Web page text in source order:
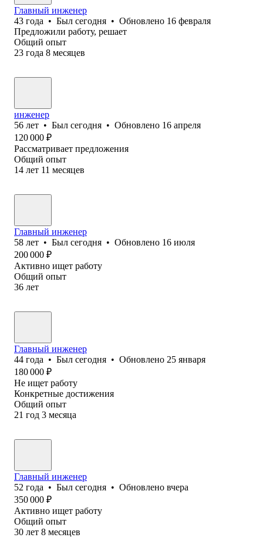
Главный инженер
43 года • Был сегодня • Обновлено 16 февраля
Предложили работу, решает
Общий опыт
23 года 8 месяцев
инженер
56 лет • Был сегодня • Обновлено 16 апреля
120 000 ₽
Рассматривает предложения
Общий опыт
14 лет 11 месяцев
Главный инженер
58 лет • Был сегодня • Обновлено 16 июля
200 000 ₽
Активно ищет работу
Общий опыт
36 лет
Главный инженер
44 года • Был сегодня • Обновлено 25 января
180 000 ₽
Не ищет работу
Конкретные достижения
Общий опыт
21 год 3 месяца
Главный инженер
52 года • Был сегодня • Обновлено вчера
350 000 ₽
Активно ищет работу
Общий опыт
30 лет 8 месяцев